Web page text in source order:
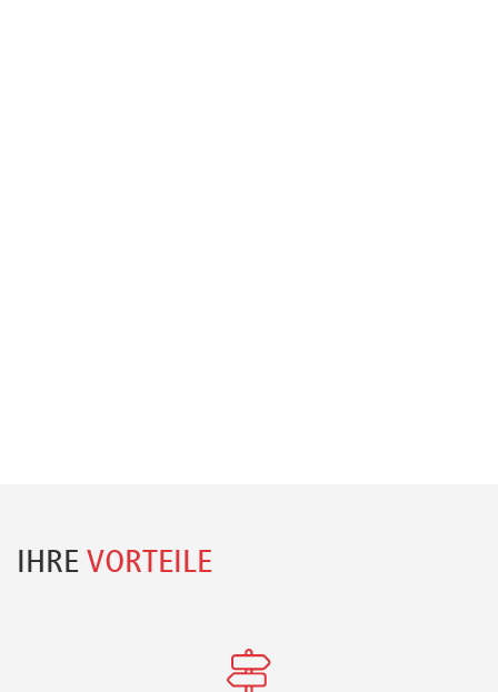
IHRE VORTEILE